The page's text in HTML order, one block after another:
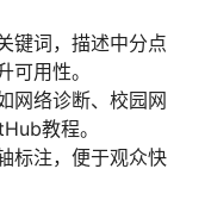
键词，描述中分点
用性。
网络诊断、校园网
教程。
标注，便于观众快